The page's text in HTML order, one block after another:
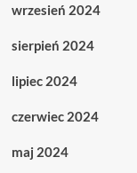
wrzesień 2024
sierpień 2024
lipiec 2024
czerwiec 2024
maj 2024